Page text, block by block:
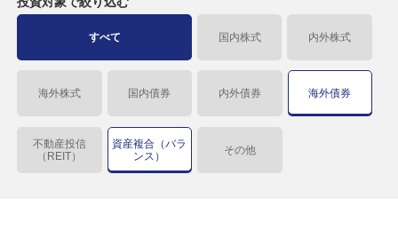
すべて 国内株式 内外株式
海外株式 国内債券 内外債券 海外債券
不動産投信
（REIT）
資産複合（バラ
ンス）
その他